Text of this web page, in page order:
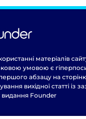
матеріалів
умовою є
абзацу на
вихідної статті із
Founder